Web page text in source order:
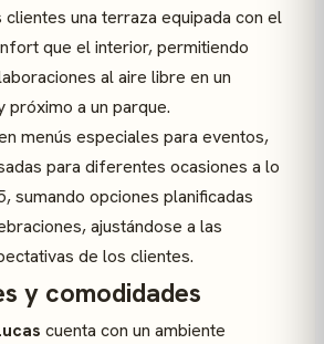
una terraza equipada con el
que el interior, permitiendo
al aire libre en un
próximo a un parque.
menús especiales para eventos,
para diferentes ocasiones a lo
sumando opciones planificadas
ajustándose a las
de los clientes.
y comodidades
cuenta con un ambiente